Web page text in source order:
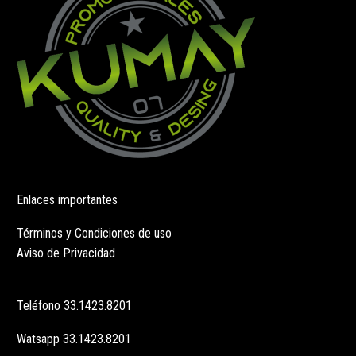
la
página
de
producto
Enlaces importantes
Términos y Condiciones de uso
Aviso de Privacidad
Teléfono 33.1423.8201
Watsapp 33.1423.8201